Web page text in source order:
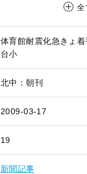
全
体育館耐震化急きょ
台小
北中：朝刊
2009-03-17
19
新聞記事